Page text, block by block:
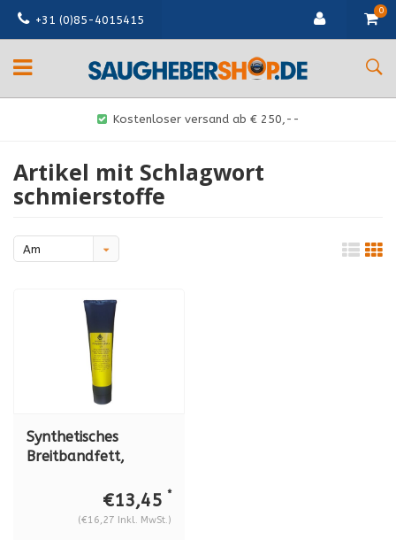
+31 (0)85-4015415
0
Kostenloser versand ab € 250,--
Artikel mit Schlagwort
schmierstoffe
Am
Synthetisches
Breitbandfett,
€13,45 *
(€16,27 Inkl. MwSt.)